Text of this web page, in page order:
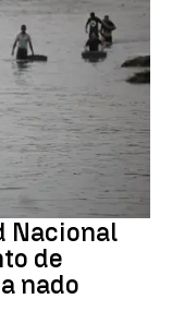
Nacional
de
nado